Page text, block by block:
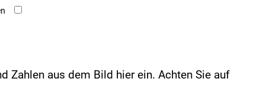
Zahlen aus dem Bild hier ein. Achten Sie auf